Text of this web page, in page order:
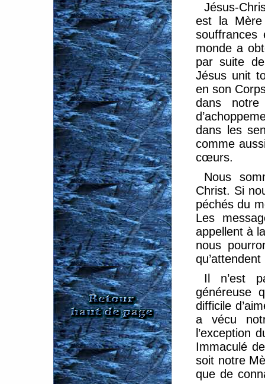
Jésus-
est la
monde a
par suite
Jésus unit
en son
dans
dans les
comme
cœurs.
Nous
Christ. Si
péchés du
Les
appellent à
nous
Il n’est
généreuse
difficile
a vécu
l’exception
Immaculé
soit notre
que de